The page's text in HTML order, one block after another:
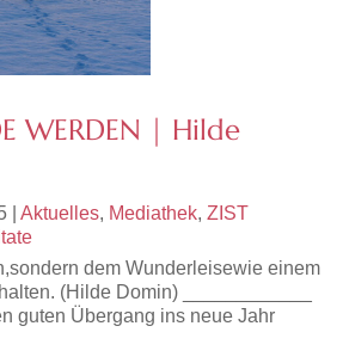
WERDEN | Hilde
|Aktuelles, Mediathek,ZIST
dem Wunderleisewie einem
(Hilde Domin) ____________
guten Übergang ins neue Jahr